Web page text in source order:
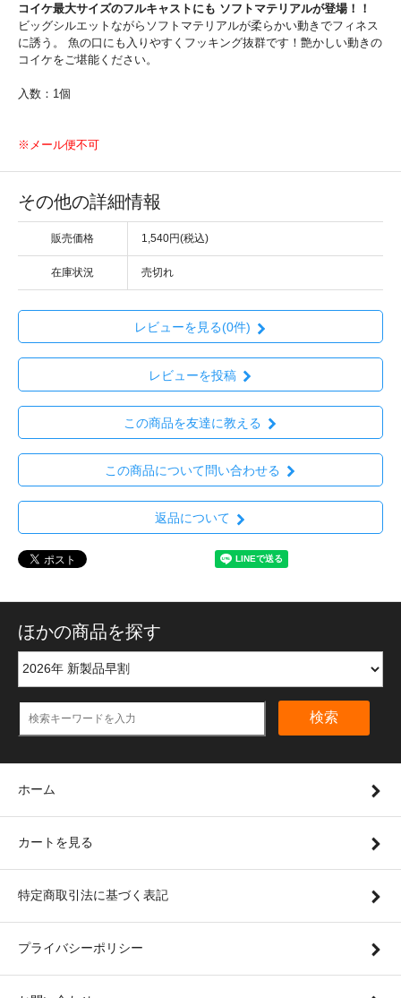
コイケ最大サイズのフルキャストにも ソフトマテリアルが登場！！
ビッグシルエットながらソフトマテリアルが柔らかい動きでフィネス
に誘う。 魚の口にも入りやすくフッキング抜群です！艶かしい動きの
コイケをご堪能ください。
入数：1個
※メール便不可
その他の詳細情報
販売価格 1,540円(税込)
在庫状況 売切れ
レビューを見る(0件)
レビューを投稿
この商品を友達に教える
この商品について問い合わせる
返品について
ほかの商品を探す
検索
ホーム
カートを見る
特定商取引法に基づく表記
プライバシーポリシー